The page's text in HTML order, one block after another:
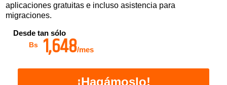
aplicaciones gratuitas e incluso asistencia para
migraciones.
Desde tan sólo
Bs 1,648/mes
¡Hagámoslo!